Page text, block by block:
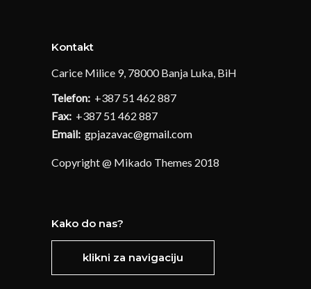
Kontakt
Carice Milice 9, 78000 Banja Luka, BiH
Telefon: +387 51 462 887
Fax: +387 51 462 887
Email: gpjazavac@gmail.com
Copyright @ Mikado Themes 2018
Kako do nas?
klikni za navigaciju